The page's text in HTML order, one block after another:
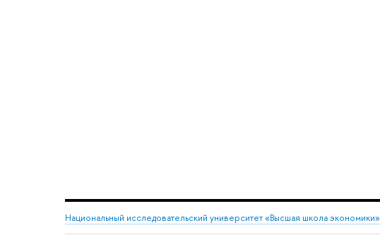
Национальный исследовательский университет «Высшая школа экономики»